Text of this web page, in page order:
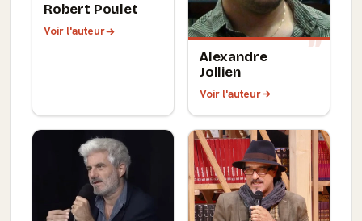
Robert Poulet
Voir l'auteur
Alexandre
Jollien
Voir l'auteur